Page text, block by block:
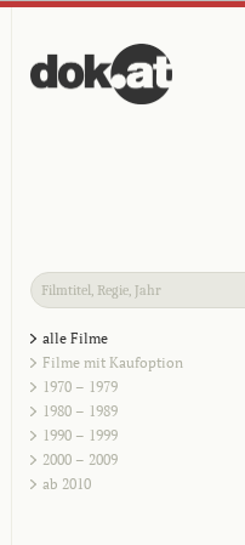
alle Filme
Filme mit Kaufoption
1970 – 1979
1980 – 1989
1990 – 1999
2000 – 2009
ab 2010